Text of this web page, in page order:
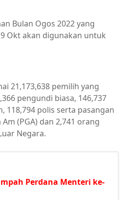
Bulan Ogos 2022 yang
Okt akan digunakan untuk
21,173,638 pemilih yang
pengundi biasa, 146,737
118,794 polis serta pasangan
(PGA) dan 2,741 orang
Negara.
Perdana Menteri ke-